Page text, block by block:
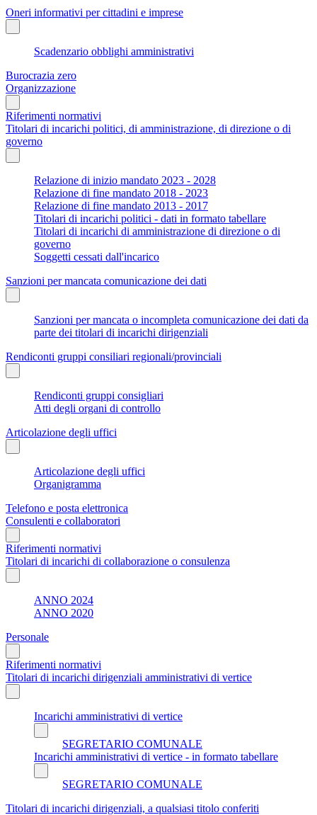
Oneri informativi per cittadini e imprese
Scadenzario obblighi amministrativi
Burocrazia zero
Organizzazione
Riferimenti normativi
Titolari di incarichi politici, di amministrazione, di direzione o di
governo
Relazione di inizio mandato 2023 - 2028
Relazione di fine mandato 2018 - 2023
Relazione di fine mandato 2013 - 2017
Titolari di incarichi politici - dati in formato tabellare
Titolari di incarichi di amministrazione di direzione o di
governo
Soggetti cessati dall'incarico
Sanzioni per mancata comunicazione dei dati
Sanzioni per mancata o incompleta comunicazione dei dati da
parte dei titolari di incarichi dirigenziali
Rendiconti gruppi consiliari regionali/provinciali
Rendiconti gruppi consigliari
Atti degli organi di controllo
Articolazione degli uffici
Articolazione degli uffici
Organigramma
Telefono e posta elettronica
Consulenti e collaboratori
Riferimenti normativi
Titolari di incarichi di collaborazione o consulenza
ANNO 2024
ANNO 2020
Personale
Riferimenti normativi
Titolari di incarichi dirigenziali amministrativi di vertice
Incarichi amministrativi di vertice
SEGRETARIO COMUNALE
Incarichi amministrativi di vertice - in formato tabellare
SEGRETARIO COMUNALE
Titolari di incarichi dirigenziali, a qualsiasi titolo conferiti